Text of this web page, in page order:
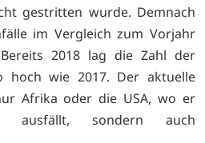
gestritten wurde. Demnach
im Vergleich zum Vorjahr
2018 lag die Zahl der
hoch wie 2017. Der aktuelle
Afrika oder die USA, wo er
ausfällt, sondern auch